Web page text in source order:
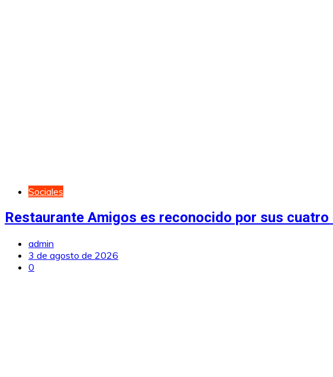
Sociales
Restaurante Amigos es reconocido por sus
admin
3 de agosto de 2026
0